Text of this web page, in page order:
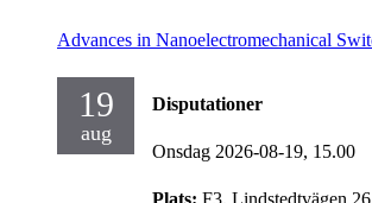
Advances in Nanoelectromechanical
19
aug
Disputationer
Onsdag 2026-08-19, 15.00
Plats: F3, Lindstedtvägen 26